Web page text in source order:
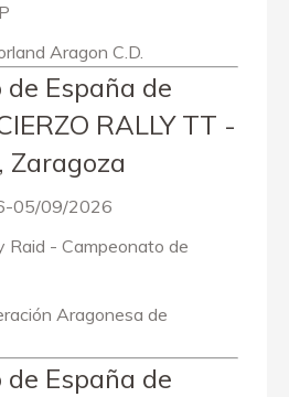
Aragon C.D.
España de
RALLY TT -
Zaragoza
05/09/2026
Raid - Campeonato de
Aragonesa de
España de